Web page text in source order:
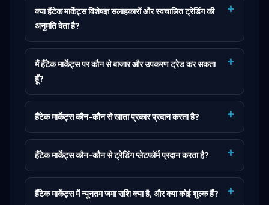
क्या हैंटेक मार्केट्स विशेषज्ञ सलाहकारों और स्वचालित ट्रेडिंग की
अनुमति देता है?
मैं हैंटेक मार्केट्स पर कौन से बाजार और उपकरण ट्रेड कर सकता
हूँ?
हैंटेक मार्केट्स कौन-कौन से खाता प्रकार प्रदान करता है?
हैंटेक मार्केट्स कौन-कौन से ट्रेडिंग प्लेटफॉर्म प्रदान करता है?
हैंटेक मार्केट्स में न्यूनतम जमा राशि क्या है, और क्या कोई शुल्क हैं?